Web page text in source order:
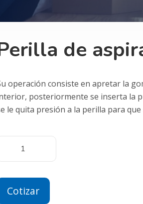
de
operación consiste en apretar la
posteriormente se inserta la
le quita presión a la perilla para
Cotizar